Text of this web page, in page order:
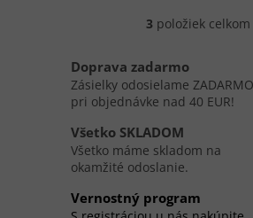
O
á
d
i
r
3 položiek celkom
Doprava zadarmo
Zásielky odosielame ZADARMO
pri objednávke nad 40 EUR!
Všetko SKLADOM
Všetko máme skladom na
okamžité odoslanie.
Vernostný program